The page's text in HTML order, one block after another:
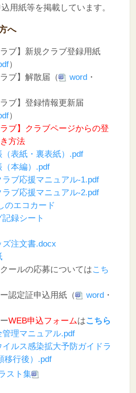
用紙等を掲載しています。
へ
ラブ】新規クラブ登録用紙
）
ブ】解散届（
word・
ブ】登録情報更新届
）
ブ】クラブページからの登
方法
（表紙・裏表紙）.pdf
（本編）.pdf
ラブ応援マニュアル-1.pdf
ラブ応援マニュアル-2.pdf
のエコカード
録シート
注文書.docx
ールの応募についてはこち
認定証申込用紙（
word・
WEB申込フォームはこちら
理マニュアル.pdf
ルス感染拡大予防ガイドラ
移行後）.pdf
スト集